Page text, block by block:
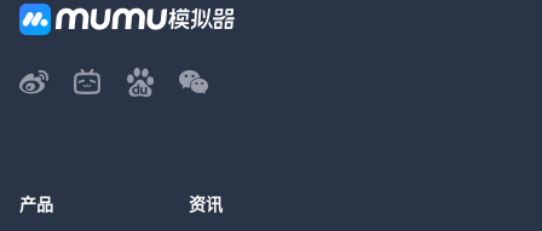
产品 资讯